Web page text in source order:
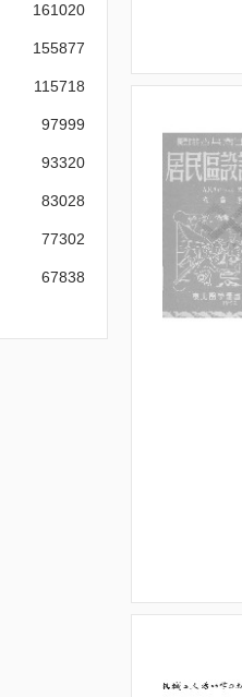
161020
155877
115718
97999
93320
83028
77302
67838